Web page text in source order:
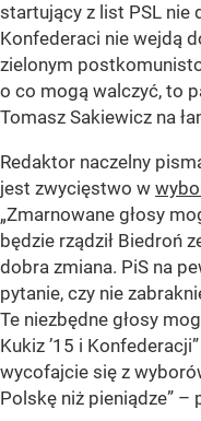
startujący z list PSL nie
Konfederaci nie wejdą
zielonym
o co mogą walczyć, to
Tomasz Sakiewicz na
Redaktor naczelny
jest zwycięstwo w
„Zmarnowane głosy
będzie rządził Biedroń
dobra zmiana. PiS na
pytanie, czy nie
Te niezbędne głosy
Kukiz ’15 i
wycofajcie się z
Polskę niż pieniądze” –